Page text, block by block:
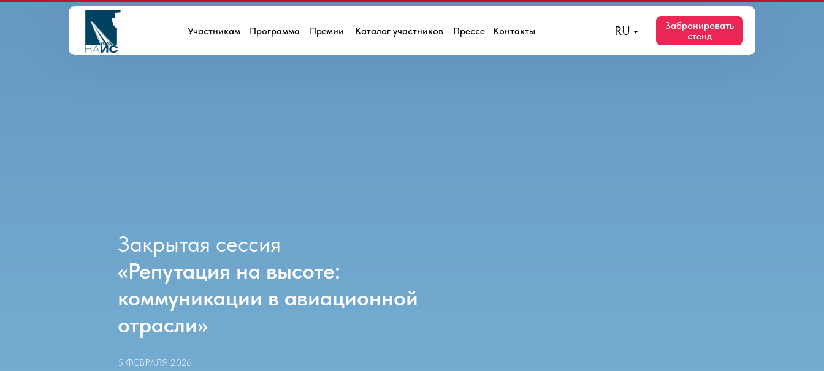
Забронировать
стенд
RU
Участникам Программа Премии Каталог участников Прессе Контакты
Закрытая сессия
«Репутация на высоте:
коммуникации в авиационной
отрасли»
5 ФЕВРАЛЯ 2026